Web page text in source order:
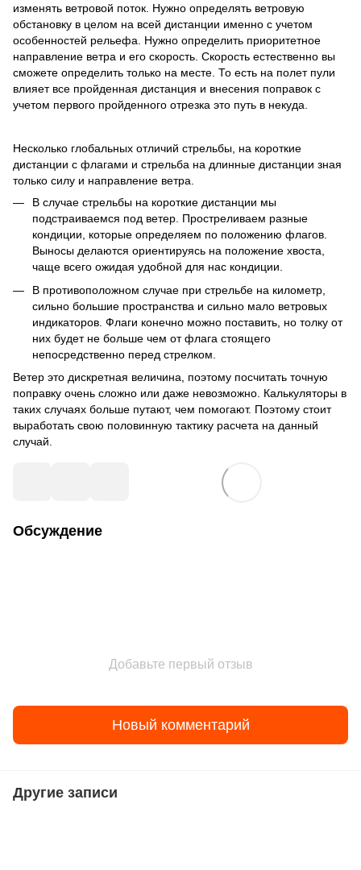
изменять ветровой поток. Нужно определять ветровую
обстановку в целом на всей дистанции именно с учетом
особенностей рельефа. Нужно определить приоритетное
направление ветра и его скорость. Скорость естественно вы
сможете определить только на месте. То есть на полет пули
влияет все пройденная дистанция и внесения поправок с
учетом первого пройденного отрезка это путь в некуда.
Несколько глобальных отличий стрельбы, на короткие
дистанции с флагами и стрельба на длинные дистанции зная
только силу и направление ветра.
В случае стрельбы на короткие дистанции мы
подстраиваемся под ветер. Простреливаем разные
кондиции, которые определяем по положению флагов.
Выносы делаются ориентируясь на положение хвоста,
чаще всего ожидая удобной для нас кондиции.
В противоположном случае при стрельбе на километр,
сильно большие пространства и сильно мало ветровых
индикаторов. Флаги конечно можно поставить, но толку от
них будет не больше чем от флага стоящего
непосредственно перед стрелком.
Ветер это дискретная величина, поэтому посчитать точную
поправку очень сложно или даже невозможно. Калькуляторы в
таких случаях больше путают, чем помогают. Поэтому стоит
выработать свою половинную тактику расчета на данный
случай.
Обсуждение
Добавьте первый отзыв
Новый комментарий
Другие записи